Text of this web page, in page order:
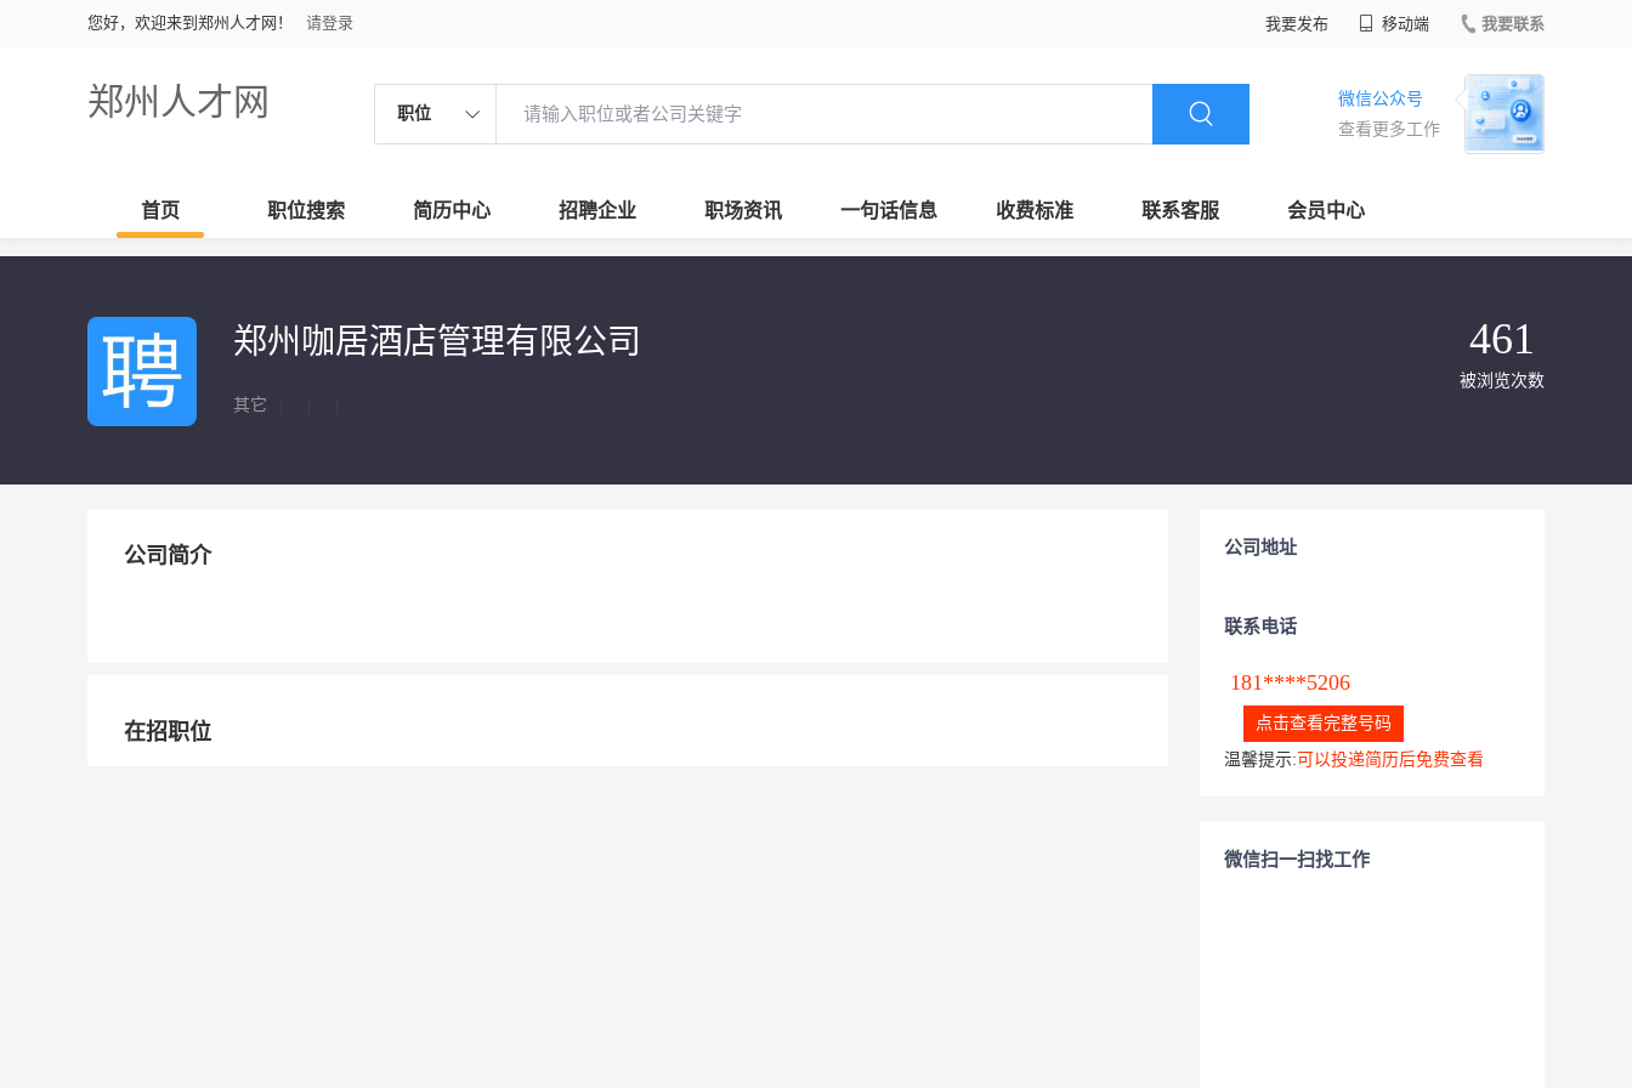
您好，欢迎来到郑州人才网！ 请登录 我要发布 移动端 我要联系
郑州人才网 职位
微信公众号
查看更多工作
首页 职位搜索 简历中心 招聘企业 职场资讯 一句话信息 收费标准 联系客服 会员中心
郑州咖居酒店管理有限公司
其它
461
被浏览次数
公司简介
在招职位
公司地址
联系电话
181****5206
点击查看完整号码
温馨提示: 可以投递简历后免费查看
微信扫一扫找工作